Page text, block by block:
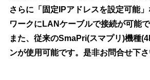
さらに「固定IPアドレスを設定可能
ワークにLANケーブルで接続が可能で
また、従来のSmaPri(スマプリ)機種
ンが使用可能です。是非お問合せ下さ